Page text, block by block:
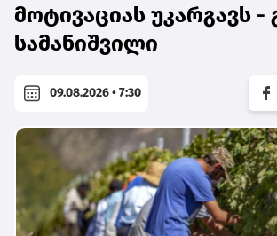
მოტივაციას უკარგავს -
სამანიშვილი
09.08.2026 • 7:30